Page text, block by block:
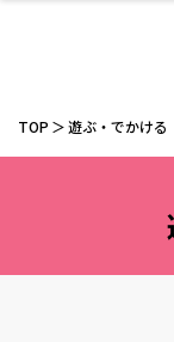
TOP 遊ぶ・でかける